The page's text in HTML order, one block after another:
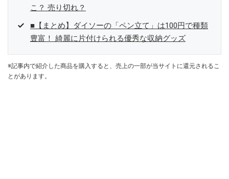
こ？ 売り切れ？
■【まとめ】ダイソーの「ペン立て」は100円で種類
豊富！ 綺麗に片付けられる優秀な収納グッズ
※記事内で紹介した商品を購入すると、売上の一部が当サイトに還元されるこ
とがあります。